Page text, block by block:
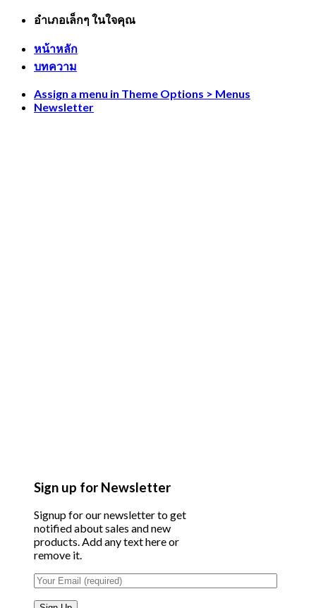
Skip
content
อำเภอเล็กๆ ในใจคุณ
หน้าหลัก
บทความ
Assign a menu in Theme Options > Menus
Newsletter
Sign up for Newsletter
Signup for our newsletter to get
notified about sales and new
products. Add any text here or
remove it.